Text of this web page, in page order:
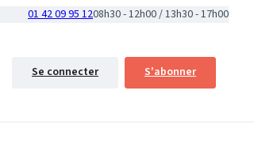
01 42 09 95 1208h30 - 12h00 / 13h30 - 17h00
Se connecter S'abonner